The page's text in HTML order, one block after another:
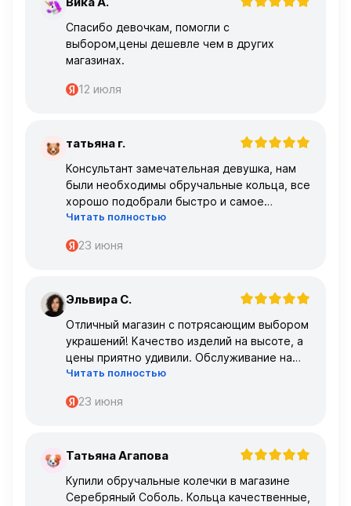
В
Спасибо девочкам, помогли с
выбором,цены дешевле чем в других
магазинах.
12 июля
Т татьяна г.
Консультант замечательная девушка, нам
были необходимы обручальные кольца, все
хорошо подобрали быстро и самое
главное, что все подошло по размеру с
Читать полностью
23 июня
Э Эльвира С.
Отличный магазин с потрясающим выбором
украшений! Качество изделий на высоте, а
цены приятно удивили. Обслуживание на
высшем уровне – консультанты очень
Читать полностью
23 июня
Т Татьяна Агапова
Купили обручальные колечки в магазине
Серебряный Соболь. Кольца качественные,